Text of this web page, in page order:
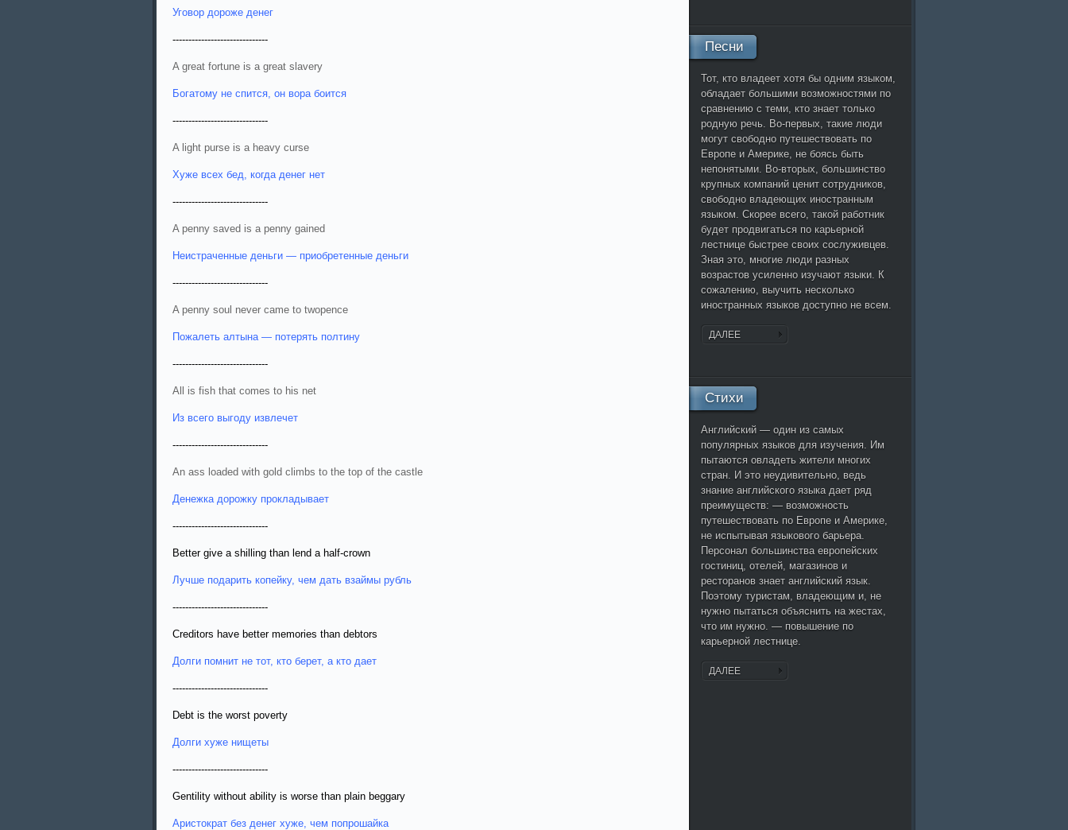
Уговор дороже денег
------------------------------
A great fortune is a great slavery
Богатому не спится, он вора боится
------------------------------
A light purse is a heavy curse
Хуже всех бед, когда денег нет
------------------------------
A penny saved is a penny gained
Неистраченные деньги — приобретенные деньги
------------------------------
A penny soul never came to twopence
Пожалеть алтына — потерять полтину
------------------------------
All is fish that comes to his net
Из всего выгоду извлечет
------------------------------
An ass loaded with gold climbs to the top of the castle
Денежка дорожку прокладывает
------------------------------
Better give a shilling than lend a half-crown
Лучше подарить копейку, чем дать взаймы рубль
------------------------------
Creditors have better memories than debtors
Долги помнит не тот, кто берет, а кто дает
------------------------------
Debt is the worst poverty
Долги хуже нищеты
------------------------------
Gentility without ability is worse than plain beggary
Аристократ без денег хуже, чем попрошайка
Песни
Тот, кто владеет хотя бы одним языком,
обладает большими возможностями по
сравнению с теми, кто знает только
родную речь. Во-первых, такие люди
могут свободно путешествовать по
Европе и Америке, не боясь быть
непонятыми. Во-вторых, большинство
крупных компаний ценит сотрудников,
свободно владеющих иностранным
языком. Скорее всего, такой работник
будет продвигаться по карьерной
лестнице быстрее своих сослуживцев.
Зная это, многие люди разных
возрастов усиленно изучают языки. К
сожалению, выучить несколько
иностранных языков доступно не всем.
ДАЛЕЕ
Стихи
Английский — один из самых
популярных языков для изучения. Им
пытаются овладеть жители многих
стран. И это неудивительно, ведь
знание английского языка дает ряд
преимуществ: — возможность
путешествовать по Европе и Америке,
не испытывая языкового барьера.
Персонал большинства европейских
гостиниц, отелей, магазинов и
ресторанов знает английский язык.
Поэтому туристам, владеющим и, не
нужно пытаться объяснить на жестах,
что им нужно. — повышение по
карьерной лестнице.
ДАЛЕЕ